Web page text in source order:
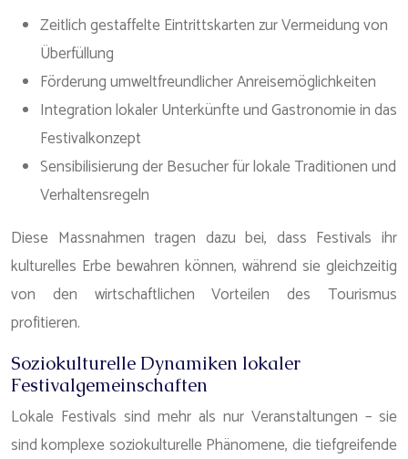
Zeitlich gestaffelte Eintrittskarten zur Vermeidung von
Überfüllung
Förderung umweltfreundlicher Anreisemöglichkeiten
Integration lokaler Unterkünfte und Gastronomie in das
Festivalkonzept
Sensibilisierung der Besucher für lokale Traditionen und
Verhaltensregeln
Diese Massnahmen tragen dazu bei, dass Festivals ihr
kulturelles Erbe bewahren können, während sie gleichzeitig
von den wirtschaftlichen Vorteilen des Tourismus
profitieren.
Soziokulturelle Dynamiken lokaler
Festivalgemeinschaften
Lokale Festivals sind mehr als nur Veranstaltungen – sie
sind komplexe soziokulturelle Phänomene, die tiefgreifende